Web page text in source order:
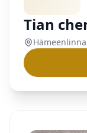
Tian
Hämeenlinna